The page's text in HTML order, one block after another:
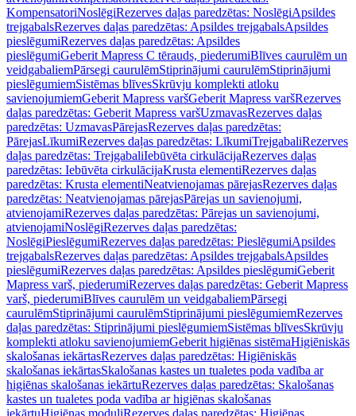
KompensatoriNoslēgiRezerves daļas paredzētas: NoslēgiApsildes
trejgabalsRezerves daļas paredzētas: Apsildes trejgabalsApsildes
pieslēgumiRezerves daļas paredzētas: Apsildes
pieslēgumiGeberit Mapress C tērauds, piederumiBlīves caurulēm un
veidgabaliemPārsegi caurulēmStiprinājumi caurulēmStiprinājumi
pieslēgumiemSistēmas blīvesSkrūvju komplekti atloku
savienojumiemGeberit Mapress varšGeberit Mapress varšRezerves
daļas paredzētas: Geberit Mapress varšUzmavasRezerves daļas
paredzētas: UzmavasPārejasRezerves daļas paredzētas:
PārejasLīkumiRezerves daļas paredzētas: LīkumiTrejgabaliRezerves
daļas paredzētas: TrejgabaliIebūvēta cirkulācijaRezerves daļas
paredzētas: Iebūvēta cirkulācijaKrusta elementiRezerves daļas
paredzētas: Krusta elementiNeatvienojamas pārejasRezerves daļas
paredzētas: Neatvienojamas pārejasPārejas un savienojumi,
atvienojamiRezerves daļas paredzētas: Pārejas un savienojumi,
atvienojamiNoslēgiRezerves daļas paredzētas:
NoslēgiPieslēgumiRezerves daļas paredzētas: PieslēgumiApsildes
trejgabalsRezerves daļas paredzētas: Apsildes trejgabalsApsildes
pieslēgumiRezerves daļas paredzētas: Apsildes pieslēgumiGeberit
Mapress varš, piederumiRezerves daļas paredzētas: Geberit Mapress
varš, piederumiBlīves caurulēm un veidgabaliemPārsegi
caurulēmStiprinājumi caurulēmStiprinājumi pieslēgumiemRezerves
daļas paredzētas: Stiprinājumi pieslēgumiemSistēmas blīvesSkrūvju
komplekti atloku savienojumiemGeberit higiēnas sistēmaHigiēniskās
skalošanas iekārtasRezerves daļas paredzētas: Higiēniskās
skalošanas iekārtasSkalošanas kastes un tualetes poda vadība ar
higiēnas skalošanas iekārtuRezerves daļas paredzētas: Skalošanas
kastes un tualetes poda vadība ar higiēnas skalošanas
iekārtuHigiēnas moduļiRezerves daļas paredzētas: Higiēnas